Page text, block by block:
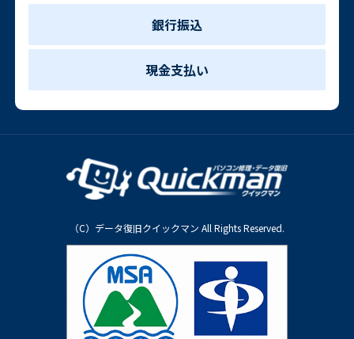
銀行振込
現金支払い
（C）データ復旧クイックマン All Rights Reserved.